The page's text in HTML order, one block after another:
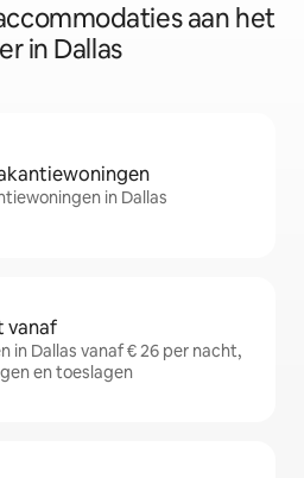
aan het
in Dallas
in Dallas
vanaf
in Dallas vanaf € 26 per nacht,
en toeslagen